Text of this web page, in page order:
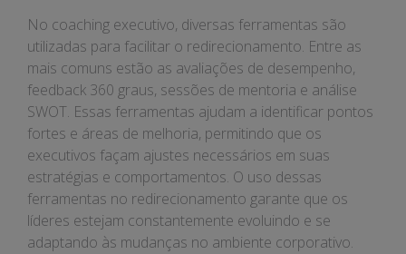
No coaching executivo, diversas ferramentas são
utilizadas para facilitar o redirecionamento. Entre as
mais comuns estão as avaliações de desempenho,
feedback 360 graus, sessões de mentoria e análise
SWOT. Essas ferramentas ajudam a identificar pontos
fortes e áreas de melhoria, permitindo que os
executivos façam ajustes necessários em suas
estratégias e comportamentos. O uso dessas
ferramentas no redirecionamento garante que os
líderes estejam constantemente evoluindo e se
adaptando às mudanças no ambiente corporativo.